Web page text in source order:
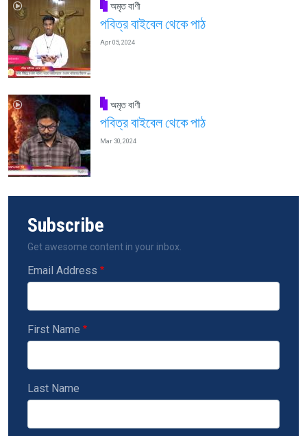
অমৃত বাণী
পবিত্র বাইবেল থেকে পাঠ
Apr 05, 2024
অমৃত বাণী
পবিত্র বাইবেল থেকে পাঠ
Mar 30, 2024
Subscribe
Get awesome content in your inbox.
Email Address
First Name
Last Name